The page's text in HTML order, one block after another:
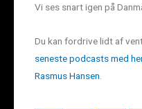
Vi ses snart igen på
Du kan fordrive lidt af
seneste podcasts med
Rasmus Hansen